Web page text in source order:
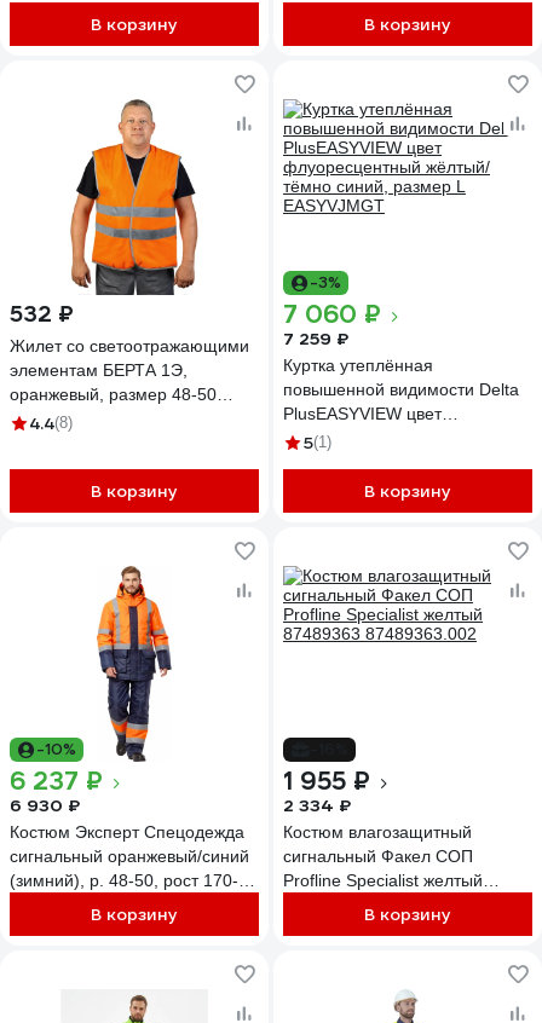
В корзину В корзину
532 ₽
Жилет со светоотражающими
элементам БЕРТА 1Э,
оранжевый, размер 48-50
916о-48-50
4.4(8)
В корзину
-3%
7 060 ₽
7 259 ₽
Куртка утеплённая
повышенной видимости Delta
PlusEASYVIEW цвет
флуоресцентный жёлтый/
EASYVJMGT
5(1)
В корзину
-10%
6 237 ₽
6 930 ₽
Костюм Эксперт Спецодежда
сигнальный оранжевый/синий
(зимний), р. 48-50, рост 170-
В корзину
1 955 ₽
2 334 ₽
Костюм влагозащитный
сигнальный Факел СОП
Profline Specialist желтый
В корзину